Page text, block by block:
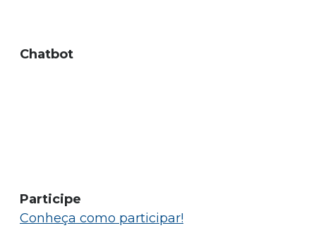
Chatbot
Participe
Conheça como participar!